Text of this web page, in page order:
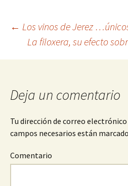
Ir a la
← Los vinos de Jerez
La filoxera, su efecto
Deja un comentario
Tu dirección de correo
campos necesarios están
Comentario